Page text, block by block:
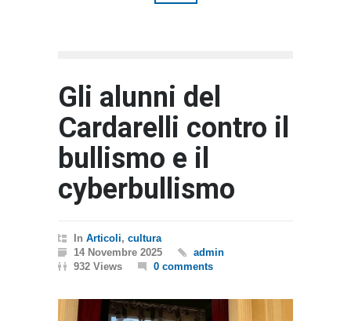
Gli alunni del
Cardarelli contro il
bullismo e il
cyberbullismo
In Articoli, cultura
14 Novembre 2025
admin
932 Views
0 comments